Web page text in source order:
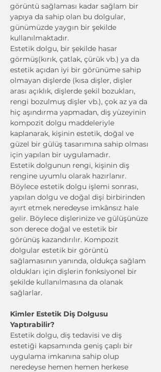
görüntü sağlaması kadar sağlam bir
yapıya da sahip olan bu dolgular,
günümüzde yaygın bir şekilde
kullanılmaktadır.
Estetik dolgu, bir şekilde hasar
görmüş(kırık, çatlak, çürük vb.) ya da
estetik açıdan iyi bir görünüme sahip
olmayan dişlerde (kısa dişler, dişler
arası açıklık, dişlerde şekil bozukları,
rengi bozulmuş dişler vb.), çok az ya da
hiç aşındırma yapmadan, diş yüzeyinin
kompozit dolgu maddeleriyle
kaplanarak, kişinin estetik, doğal ve
güzel bir gülüş tasarımına sahip olması
için yapılan bir uygulamadır.
Estetik dolgunun rengi, kişinin diş
rengine uyumlu olarak hazırlanır.
Böylece estetik dolgu işlemi sonrası,
yapılan dolgu ve doğal dişi birbirinden
ayırt etmek neredeyse imkânsız hale
gelir. Böylece dişlerinize ve gülüşünüze
son derece doğal ve estetik bir
görünüş kazandırılır. Kompozit
dolgular estetik bir görüntü
sağlamasının yanında, oldukça sağlam
oldukları için dişlerin fonksiyonel bir
şekilde kullanılmasına da olanak
sağlarlar.
Kimler Estetik Diş Dolgusu
Yaptırabilir?
Estetik dolgu, diş tedavisi ve diş
estetiği kapsamında geniş çaplı bir
uygulama imkanına sahip olup
neredeyse hemen hemen herkese